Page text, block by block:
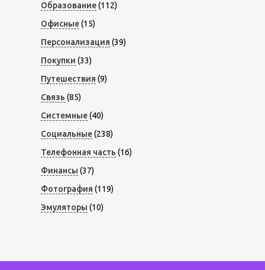
Образование(112)
Офисные(15)
Персонализация (39)
Покупки (33)
Путешествия (9)
Связь (85)
Системные(40)
Социальные(238)
Телефонная часть (16)
Финансы (37)
Фотография (119)
Эмуляторы (10)